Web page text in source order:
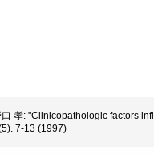
口 孝: "Clinicopathologic factors
7-13 (1997)